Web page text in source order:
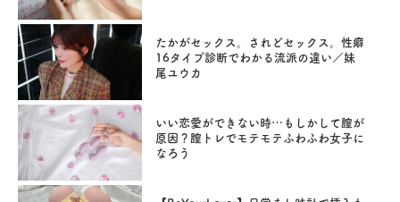
たかがセックス。されどセックス。性癖
16タイプ診断でわかる流派の違い／妹
尾ユウカ
いい恋愛ができない時…もしかして膣が
原因？膣トレでモテモテふわふわ女子に
なろう